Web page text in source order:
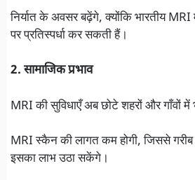
निर्यात के अवसर बढ़ेंगे, क्योंकि भारतीय MRI
पर प्रतिस्पर्धा कर सकती हैं।
2. सामाजिक प्रभाव
MRI की सुविधाएँ अब छोटे शहरों और गाँवों में
MRI स्कैन की लागत कम होगी, जिससे गरीब
इसका लाभ उठा सकेंगे।